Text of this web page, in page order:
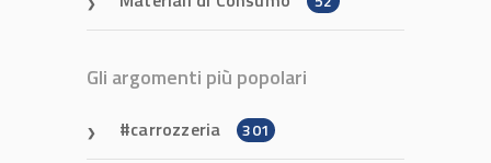
Gli argomenti più popolari
carrozzeria 301